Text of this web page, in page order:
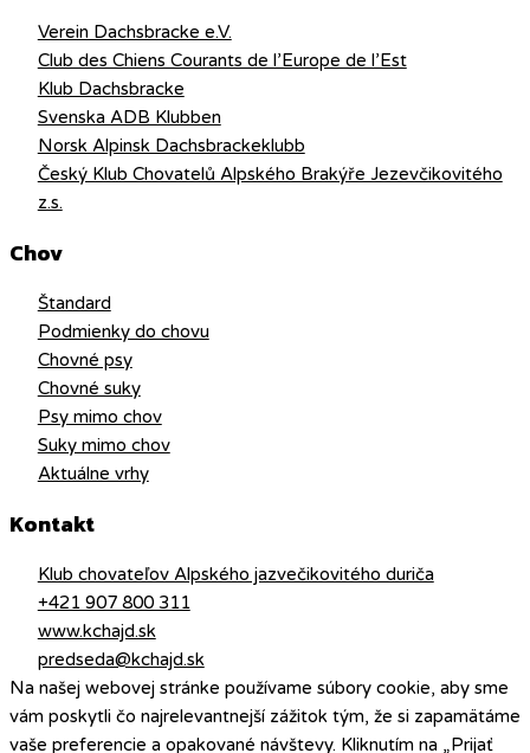
Verein Dachsbracke e.V.
Club des Chiens Courants de l’Europe de l’Est
Klub Dachsbracke
Svenska ADB Klubben
Norsk Alpinsk Dachsbrackeklubb
Český Klub Chovatelů Alpského Brakýře Jezevčikovitého
z.s.
Chov
Štandard
Podmienky do chovu
Chovné psy
Chovné suky
Psy mimo chov
Suky mimo chov
Aktuálne vrhy
Kontakt
Klub chovateľov Alpského jazvečikovitého duriča
+421 907 800 311
www.kchajd.sk
predseda@kchajd.sk
Na našej webovej stránke používame súbory cookie, aby sme
vám poskytli čo najrelevantnejší zážitok tým, že si zapamätáme
vaše preferencie a opakované návštevy. Kliknutím na „Prijať